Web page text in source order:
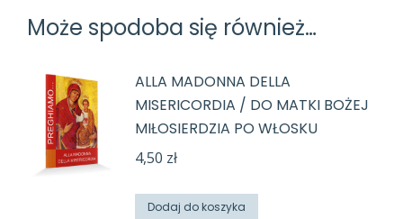
Może spodoba się również…
ALLA MADONNA DELLA
MISERICORDIA / DO MATKI BOŻEJ
MIŁOSIERDZIA PO WŁOSKU
4,50 zł
Dodaj do koszyka